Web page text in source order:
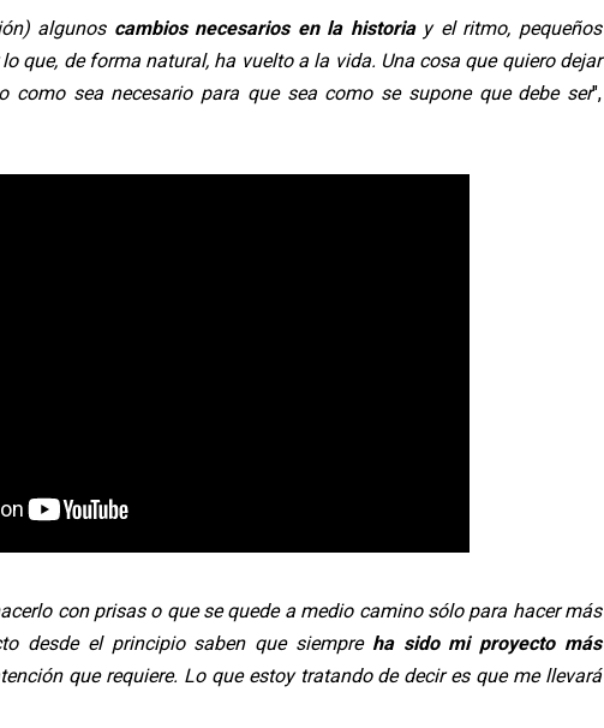
algunos cambios necesarios en la historiay el ritmo, pequeños
que, de forma natural, ha vuelto a la vida. Una cosa que quiero dejar
sea necesario para que sea como se supone que debe ser",
con prisas o que se quede a medio camino sólo para hacer más
desde el principio saben que siempre ha sido mi proyecto más
que requiere. Lo que estoy tratando de decir es que me llevará